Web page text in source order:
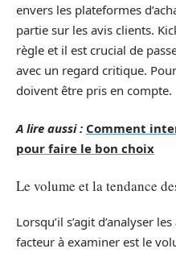
envers les plateformes
partie sur les avis clients.
règle et il est crucial de
avec un regard critique.
doivent être pris en compte.
A lire aussi : Comment
pour faire le bon choix
Le volume et la tendance
Lorsqu’il s’agit d’analyser
facteur à examiner est le